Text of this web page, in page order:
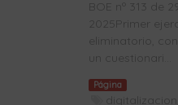
BOE nº 313 de
2025Primer
eliminatorio,
un cuestionari...
Página